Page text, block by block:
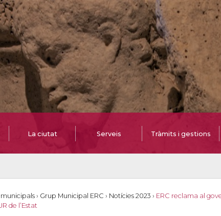
La ciutat Serveis Tràmits i gestions
municipals › Grup Municipal ERC › Notícies 2023 › ERC reclama al
de l’Estat